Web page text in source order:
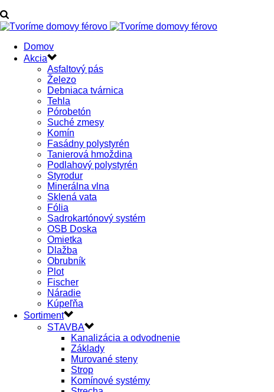
Domov
Akcia
Asfaltový pás
Železo
Debniaca tvárnica
Tehla
Pórobetón
Suché zmesy
Komín
Fasádny polystyrén
Tanierová hmoždina
Podlahový polystyrén
Styrodur
Minerálna vlna
Sklená vata
Fólia
Sadrokartónový systém
OSB Doska
Omietka
Dlažba
Obrubník
Plot
Fischer
Náradie
Kúpeľňa
Sortiment
STAVBA
Kanalizácia a odvodnenie
Základy
Murované steny
Strop
Komínové systémy